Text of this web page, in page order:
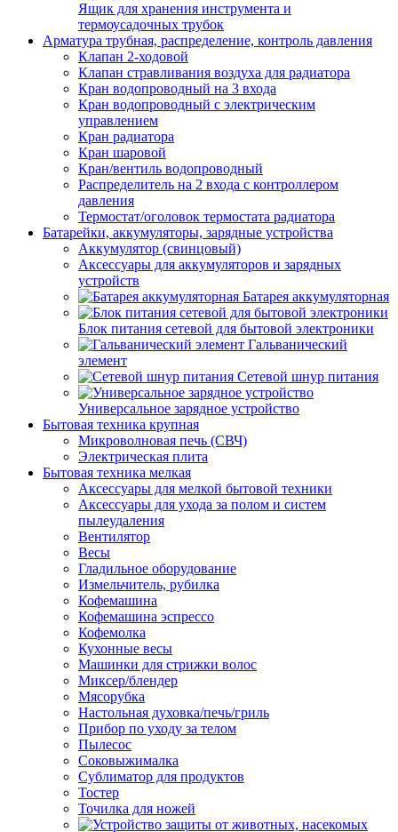
Ящик для хранения инструмента и
термоусадочных трубок
Арматура трубная, распределение, контроль давления
Клапан 2-ходовой
Клапан стравливания воздуха для радиатора
Кран водопроводный на 3 входа
Кран водопроводный с электрическим
управлением
Кран радиатора
Кран шаровой
Кран/вентиль водопроводный
Распределитель на 2 входа с контроллером
давления
Термостат/оголовок термостата радиатора
Батарейки, аккумуляторы, зарядные устройства
Аккумулятор (свинцовый)
Аксессуары для аккумуляторов и зарядных
устройств
Батарея аккумуляторная
Блок питания сетевой для бытовой электроники
Гальванический
элемент
Сетевой шнур питания
Универсальное зарядное устройство
Бытовая техника крупная
Микроволновая печь (СВЧ)
Электрическая плита
Бытовая техника мелкая
Аксессуары для мелкой бытовой техники
Аксессуары для ухода за полом и систем
пылеудаления
Вентилятор
Весы
Гладильное оборудование
Измельчитель, рубилка
Кофемашина
Кофемашина эспрессо
Кофемолка
Кухонные весы
Машинки для стрижки волос
Миксер/блендер
Мясорубка
Настольная духовка/печь/гриль
Прибор по уходу за телом
Пылесос
Соковыжималка
Сублиматор для продуктов
Тостер
Точилка для ножей